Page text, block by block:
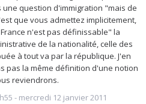
question d'immigration "mais de
que vous admettez implicitement,
n'est pas définissable" la
de la nationalité, celle des
à tout va par la république. J'en
pas la même définition d'une notion
reviendrons.
- mercredi 12 janvier 2011